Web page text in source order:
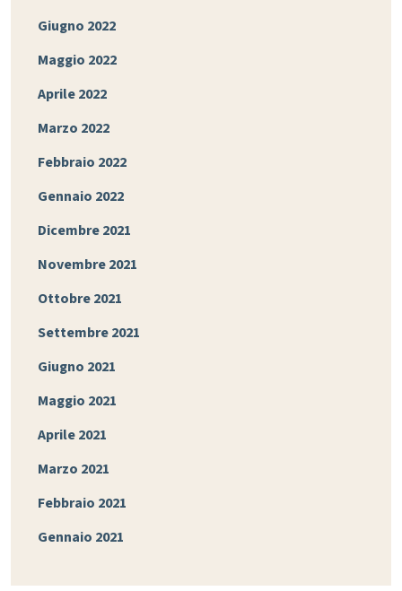
Giugno 2022
Maggio 2022
Aprile 2022
Marzo 2022
Febbraio 2022
Gennaio 2022
Dicembre 2021
Novembre 2021
Ottobre 2021
Settembre 2021
Giugno 2021
Maggio 2021
Aprile 2021
Marzo 2021
Febbraio 2021
Gennaio 2021